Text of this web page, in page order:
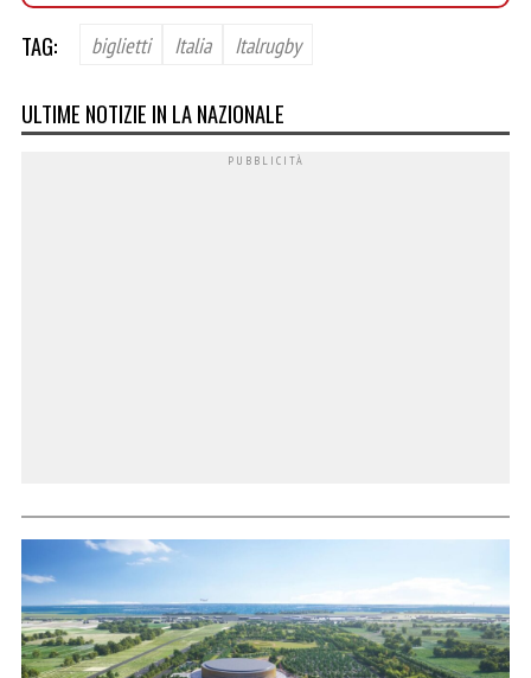
TAG: biglietti Italia Italrugby
ULTIME NOTIZIE IN LA NAZIONALE